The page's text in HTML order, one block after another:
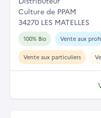
Culture de PPAM
34270 LES MATELLES
100% Bio Vente aux
Vente aux particuliers